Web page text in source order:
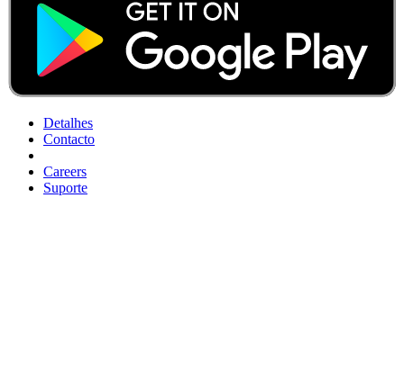
Detalhes
Contacto
Careers
Suporte